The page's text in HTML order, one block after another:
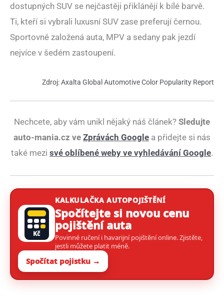
dostupných SUV se nejčastěji přiklánějí k bílé barvě.
Ti, kteří si vybrali luxusní SUV zase preferují černou.
Sportovně založená auta, MPV a sedany pak jezdí
nejvíce v šedém zastoupení.
Zdroj: Axalta Global Automotive Color Popularity Report
Nechcete, aby vám unikl nějaký náš článek? Sledujte
auto-mania.cz ve Zprávách Google a přidejte si nás
také mezi své oblíbené weby ve vyhledávání Google.
Kč
KALKULAČKA AUTOPOJIŠTĚNÍ
Spočítejte si novou cenu
pojištění auta
Povinné ručení i havarijní pojištění online. Zjistěte,
jestli můžete platit méně.
Spočítat pojistku →